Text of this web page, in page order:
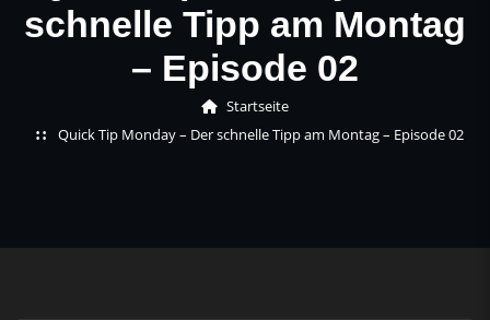
schnelle Tipp am Montag
– Episode 02
Startseite
Quick Tip Monday – Der schnelle Tipp am Montag – Episode 02